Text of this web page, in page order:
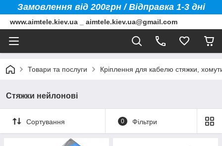
Замовлення від 200грн / Відправка 1-3 дні
www.aimtele.kiev.ua _ aimtele.kiev.ua@gmail.com
Товари та послуги Кріплення для кабелю стяжки,
Стяжки нейлонові
Сортування 0 Фільтри